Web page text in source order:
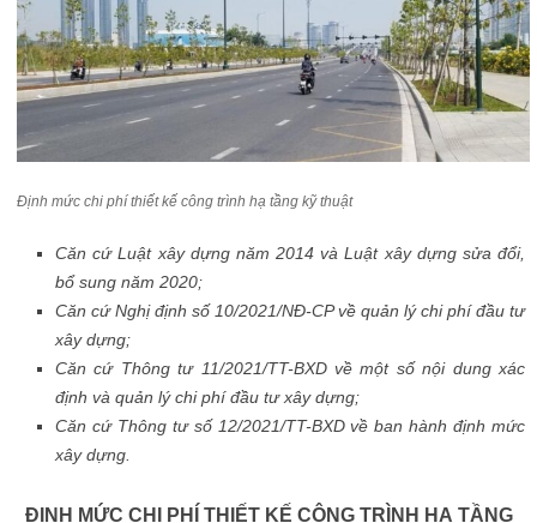
Định mức chi phí thiết kế công trình hạ tầng kỹ thuật
Căn cứ Luật xây dựng năm 2014 và Luật xây dựng sửa đổi,
bổ sung năm 2020;
Căn cứ Nghị định số 10/2021/NĐ-CP về quản lý chi phí đầu tư
xây dựng;
Căn cứ Thông tư 11/2021/TT-BXD về một số nội dung xác
định và quản lý chi phí đầu tư xây dựng;
Căn cứ Thông tư số 12/2021/TT-BXD về ban hành định mức
xây dựng.
ĐỊNH MỨC CHI PHÍ THIẾT KẾ CÔNG TRÌNH HẠ TẦNG